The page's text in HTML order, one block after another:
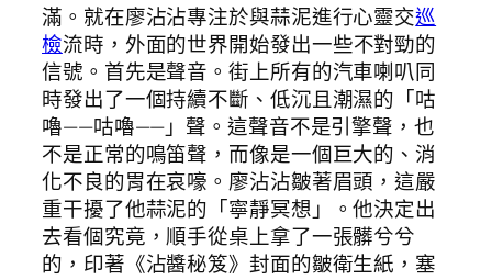
滿。就在廖沾沾專注於與蒜泥進行心靈交巡
檢流時，外面的世界開始發出一些不對勁的
信號。首先是聲音。街上所有的汽車喇叭同
時發出了一個持續不斷、低沉且潮濕的「咕
嚕——咕嚕——」聲。這聲音不是引擎聲，也
不是正常的鳴笛聲，而像是一個巨大的、消
化不良的胃在哀嚎。廖沾沾皺著眉頭，這嚴
重干擾了他蒜泥的「寧靜冥想」。他決定出
去看個究竟，順手從桌上拿了一張髒兮兮
的，印著《沾醬秘笈》封面的皺衛生紙，塞